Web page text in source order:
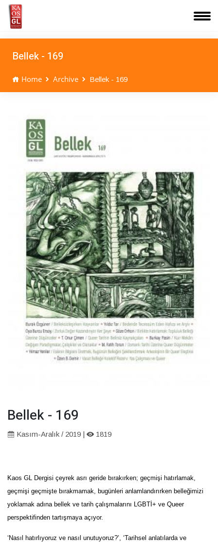
Bellek - 169
Home Archive Bellek - 169
Bellek - 169
Kasım-Aralık / 2019 | 1819
Kaos GL Dergisi çeyrek asrı geride bırakırken; geçmişi hatırlamak,
geçmişi geçmişte bırakmamak, bugünleri anlamlandırırken belleğimizi
yoklamak adına bellek ve tarih çalışmalarını LGBTİ+ ve Queer
perspektifinden tartışmaya açıyor.
‘Nasıl hatırlıyoruz ve nasıl unutuyoruz?’, ‘Tarihsel anlatılarda ve